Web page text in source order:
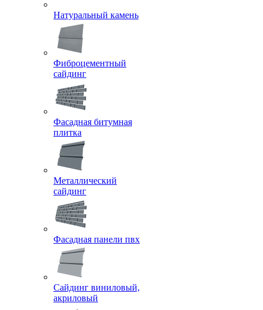
Натуральный камень
Фиброцементный
сайдинг
Фасадная битумная
плитка
Металлический
сайдинг
Фасадная панели пвх
Сайдинг виниловый,
акриловый